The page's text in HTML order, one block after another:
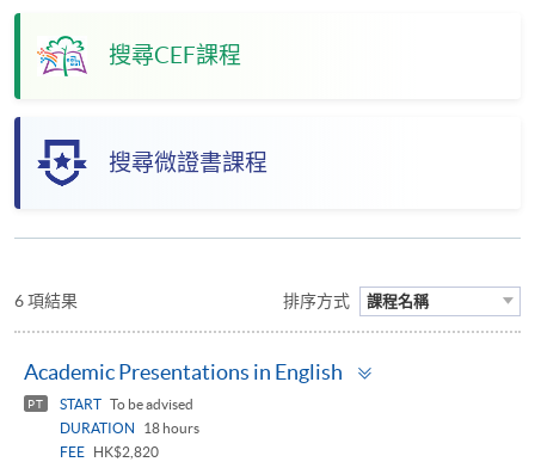
搜尋CEF課程
搜尋微證書課程
6 項結果 排序方式 課程名稱
Academic Presentations in English
PT START To be advised
DURATION
18 hours
FEE
HK$2,820